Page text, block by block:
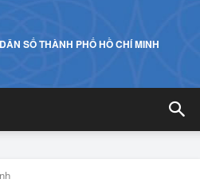
SỐ THÀNH PHỐ HỒ CHÍ MINH